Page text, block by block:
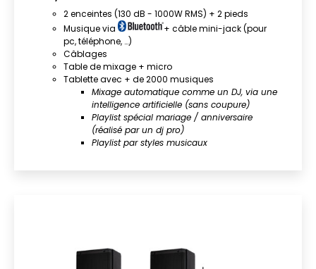
2 enceintes (130 dB - 1000W RMS) + 2 pieds
Musique via
+ câble mini-jack (pour
pc, téléphone, …)
Câblages
Table de mixage + micro
Tablette avec + de 2000 musiques
Mixage automatique comme un DJ, via une
intelligence artificielle (sans coupure)
Playlist spécial mariage / anniversaire
(réalisé par un dj pro)
Playlist par styles musicaux